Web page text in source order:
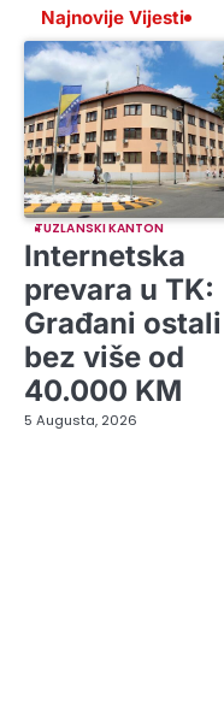
Najnovije Vijesti
TUZLANSKI KANTON
Internetska
prevara u TK:
Građani ostali
bez više od
40.000 KM
5 Augusta, 2026